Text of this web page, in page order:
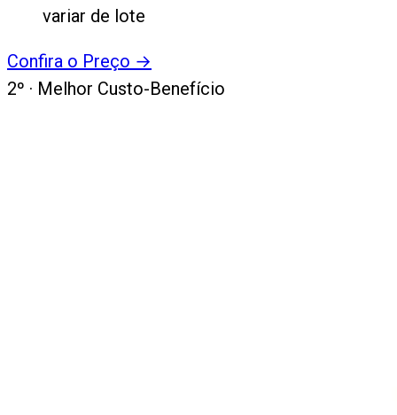
variar de lote
Confira o Preço →
2º · Melhor Custo-Benefício